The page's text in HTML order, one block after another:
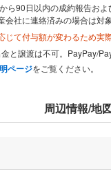
ら90日以内の成約報告お
社に連絡済みの場合は対象
じて付与額が変わるため実
と譲渡は不可。PayPay/
ページをご覧ください。
周辺情報/地